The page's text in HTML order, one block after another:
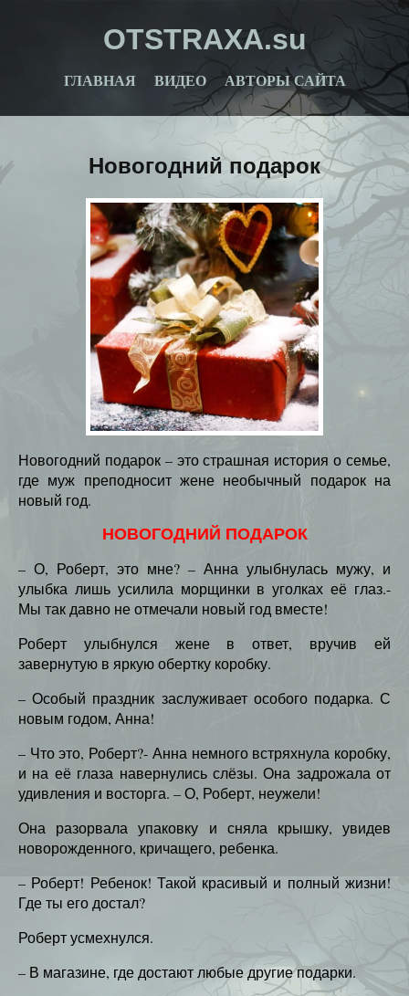
OTSTRAXA.su
ГЛАВНАЯ ВИДЕО АВТОРЫ САЙТА
Новогодний подарок
Новогодний подарок – это страшная история о семье,
где муж преподносит жене необычный подарок на
новый год.
НОВОГОДНИЙ ПОДАРОК
– О, Роберт, это мне? – Анна улыбнулась мужу, и
улыбка лишь усилила морщинки в уголках её глаз.-
Мы так давно не отмечали новый год вместе!
Роберт улыбнулся жене в ответ, вручив ей
завернутую в яркую обертку коробку.
– Особый праздник заслуживает особого подарка. С
новым годом, Анна!
– Что это, Роберт?- Анна немного встряхнула коробку,
и на её глаза навернулись слёзы. Она задрожала от
удивления и восторга. – О, Роберт, неужели!
Она разорвала упаковку и сняла крышку, увидев
новорожденного, кричащего, ребенка.
– Роберт! Ребенок! Такой красивый и полный жизни!
Где ты его достал?
Роберт усмехнулся.
– В магазине, где достают любые другие подарки.